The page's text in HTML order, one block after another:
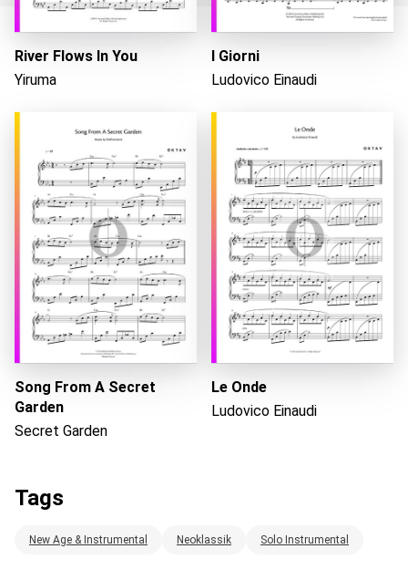
Wird geladen...
River Flows In You
Yiruma
I Giorni
Ludovico Einaudi
Song From A Secret
Garden
Secret Garden
Le Onde
Ludovico Einaudi
Tags
New Age & Instrumental Neoklassik Solo Instrumental